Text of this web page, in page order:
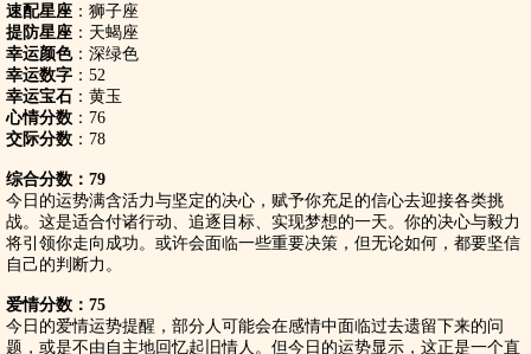
速配星座 ：狮子座
提防星座 ：天蝎座
幸运颜色：深绿色
幸运数字 ：52
幸运宝石 ：黄玉
心情分数 ：76
交际分数 ：78
综合分数：79
今日的运势满含活力与坚定的决心，赋予你充足的信心去迎接各类挑
战。这是适合付诸行动、追逐目标、实现梦想的一天。你的决心与毅力
将引领你走向成功。或许会面临一些重要决策，但无论如何，都要坚信
自己的判断力。
爱情分数：75
今日的爱情运势提醒，部分人可能会在感情中面临过去遗留下来的问
题，或是不由自主地回忆起旧情人。但今日的运势显示，这正是一个直